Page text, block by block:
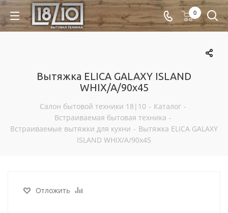
0
Вытяжка ELICA GALAXY ISLAND
WHIX/A/90x45
Салон бытовой техники 18|10 - Каталог -
Встраиваемая бытовая техника -
Встраиваемые вытяжки для кухни - Вытяжка ELICA GALAXY
ISLAND WHIX/A/90x45
Отложить